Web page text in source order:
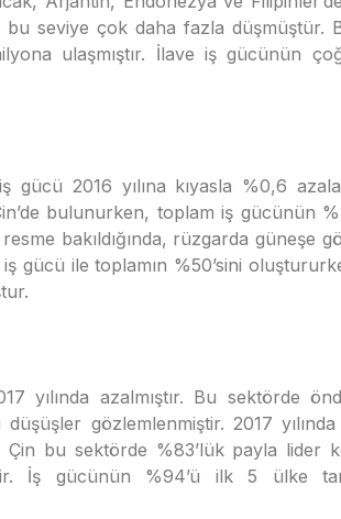
seviye çok daha fazla düşmüştür.
ulaşmıştır. İlave iş gücünün
2016 yılına kıyasla %0,6
bulunurken, toplam iş gücünün
bakıldığında, rüzgarda güneşe
gücü ile toplamın %50’sini
yılında azalmıştır. Bu sektörde
gözlemlenmiştir. 2017
Çin bu sektörde %83’lük payla lider
İş gücünün %94’ü ilk 5 ülke